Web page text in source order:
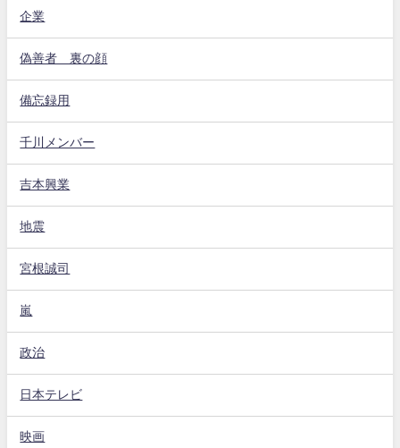
企業
偽善者 裏の顔
備忘録用
千川メンバー
吉本興業
地震
宮根誠司
嵐
政治
日本テレビ
映画